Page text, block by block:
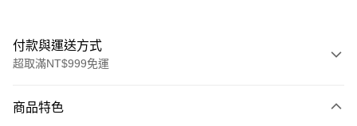
付款與運送方式
超取滿NT$999免運
信用卡一次付款
商品特色